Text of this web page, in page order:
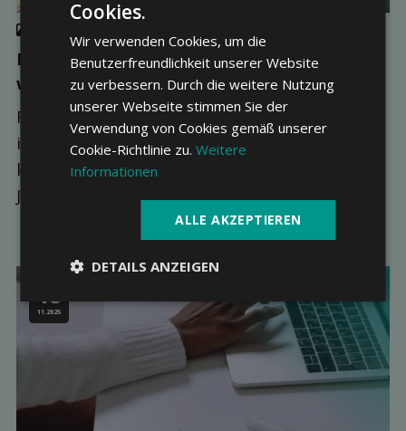
Franchise ändern bei der Kranken­kasse: Alles
was Sie wissen müssen
Franchise ändern bei der Krankenkasse: Wann
ist es möglich und wie geht's? Die Franchise
kann bis zum 30. November für das nächste
Jahr geändert werde...
18
11.2025
Cookies.
Wir verwenden Cookies, um die
Benutzerfreundlichkeit unserer Website
zu verbessern. Durch die weitere Nutzung
unserer Webseite stimmen Sie der
Verwendung von Cookies gemäß unserer
Cookie-Richtlinie zu.Weitere
Informationen
ALLE AKZEPTIEREN
DETAILS ANZEIGEN